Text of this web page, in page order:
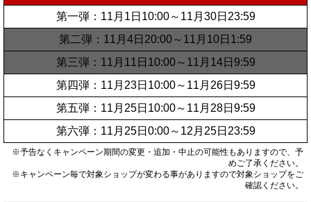
第一弾：11月1日10:00～11月30日23:59
第二弾：11月4日20:00～11月10日1:59
第三弾：11月11日10:00～11月14日9:59
第四弾：11月23日10:00～11月26日9:59
第五弾：11月25日10:00～11月28日9:59
第六弾：11月25日0:00～12月25日23:59
※予告なくキャンペーン期間の変更・追加・中止の可能性もありますので、予
めご了承ください。
※キャンペーン毎で対象ショップが変わる事がありますので対象ショップをご
確認ください。